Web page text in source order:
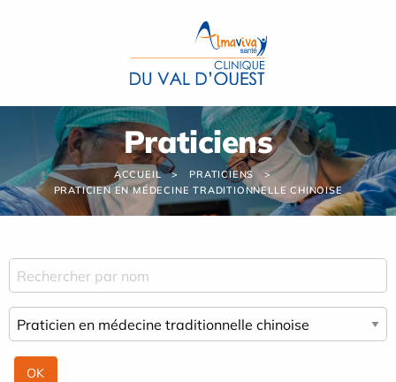
Praticiens
ACCUEIL
PRATICIENS
PRATICIEN EN MÉDECINE TRADITIONNELLE CHINOISE